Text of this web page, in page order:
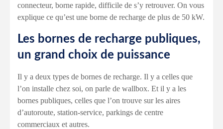
connecteur, borne rapide, difficile de s’y retrouver. On vous
explique ce qu’est une borne de recharge de plus de 50 kW.
Les bornes de recharge publiques,
un grand choix de puissance
Il y a deux types de bornes de recharge. Il y a celles que
l’on installe chez soi, on parle de wallbox. Et il y a les
bornes publiques, celles que l’on trouve sur les aires
d’autoroute, station-service, parkings de centre
commerciaux et autres.